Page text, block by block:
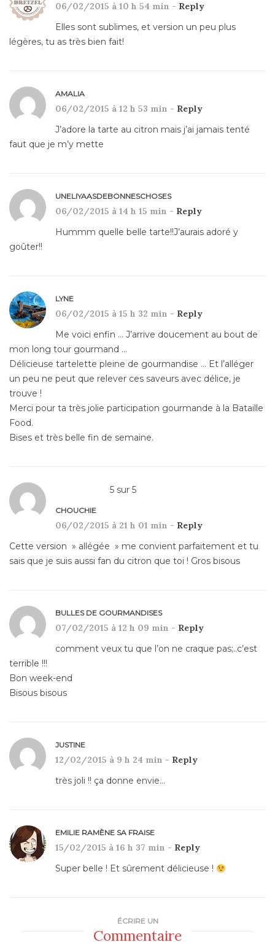
06/02/2015 à 10 h 54 min - Reply
Elles sont sublimes, et version un peu plus
légères, tu as très bien fait!
AMALIA
06/02/2015 à 12 h 53 min - Reply
J’adore la tarte au citron mais j’ai jamais tenté
faut que je m’y mette
UNELIYAASDEBONNESCHOSES
06/02/2015 à 14 h 15 min - Reply
Hummm quelle belle tarte!!J’aurais adoré y
goûter!!
LYNE
06/02/2015 à 15 h 32 min - Reply
Me voici enfin … J’arrive doucement au bout de
mon long tour gourmand …
Délicieuse tartelette pleine de gourmandise … Et l’alléger
un peu ne peut que relever ces saveurs avec délice, je
trouve !
Merci pour ta très jolie participation gourmande à la Bataille
Food.
Bises et très belle fin de semaine.
5 sur 5
CHOUCHIE
06/02/2015 à 21 h 01 min - Reply
Cette version » allégée » me convient parfaitement et tu
sais que je suis aussi fan du citron que toi ! Gros bisous
BULLES DE GOURMANDISES
07/02/2015 à 12 h 09 min - Reply
comment veux tu que l’on ne craque pas;..c’est
terrible !!!
Bon week-end
Bisous bisous
JUSTINE
12/02/2015 à 9 h 24 min - Reply
très joli !! ça donne envie…
EMILIE RAMÈNE SA FRAISE
15/02/2015 à 16 h 37 min - Reply
Super belle ! Et sûrement délicieuse !
ÉCRIRE UN
Commentaire